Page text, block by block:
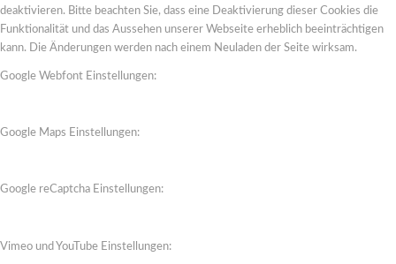
deaktivieren. Bitte beachten Sie, dass eine Deaktivierung dieser Cookies die
Funktionalität und das Aussehen unserer Webseite erheblich beeinträchtigen
kann. Die Änderungen werden nach einem Neuladen der Seite wirksam.
Google Webfont Einstellungen:
Google Maps Einstellungen:
Google reCaptcha Einstellungen:
Vimeo und YouTube Einstellungen: